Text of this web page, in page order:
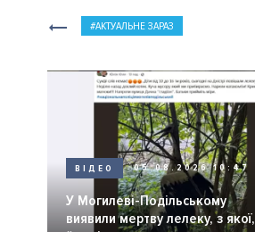
АКТУАЛЬНЕ ЗАРАЗ
ВІДЕО 05.08.2026 10:47
У Могилеві-Подільському
виявили мертву лелеку, з якої,